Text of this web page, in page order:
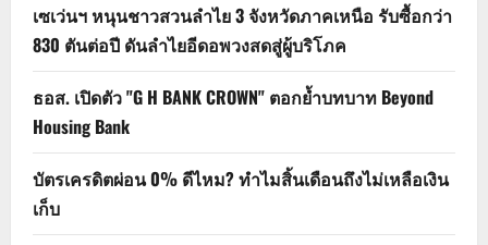
เซเว่นฯ หนุนชาวสวนลำไย 3 จังหวัดภาคเหนือ รับซื้อกว่า
830 ตันต่อปี ดันลำไยอีดอพวงสดสู่ผู้บริโภค
ธอส. เปิดตัว "G H BANK CROWN" ตอกย้ำบทบาท Beyond
Housing Bank
บัตรเครดิตผ่อน 0% ดีไหม? ทำไมสิ้นเดือนถึงไม่เหลือเงิน
เก็บ